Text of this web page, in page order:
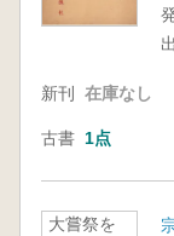
新刊 在庫なし
古書 1点
大嘗祭を